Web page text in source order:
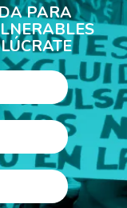
PARA